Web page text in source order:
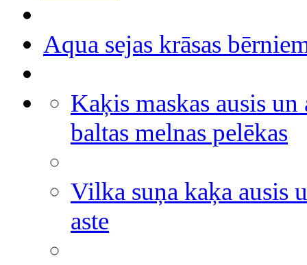
Aqua sejas krāsas
Kaķis maskas ausis un
baltas melnas pelēkas
Vilka suņa kaķa ausis
aste